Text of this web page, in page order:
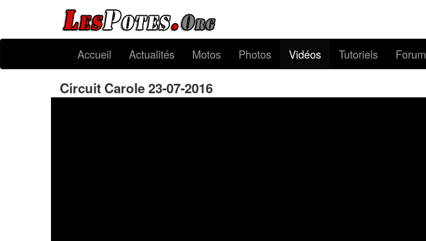
Accueil Actualités Motos Photos Vidéos Tutoriels Forum
Circuit Carole 23-07-2016